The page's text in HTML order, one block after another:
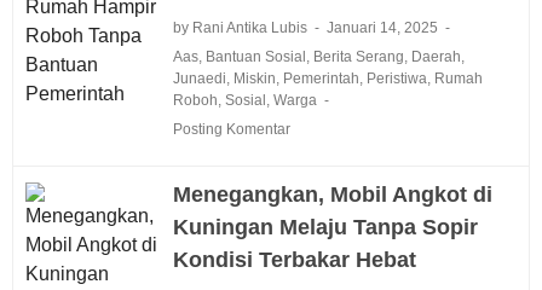
by Rani Antika Lubis
Januari 14, 2025
Aas, Bantuan Sosial Berita Serang Daerah
Junaedi Miskin Pemerintah Peristiwa Rumah
Roboh Sosial Warga
Posting Komentar
Menegangkan, Mobil Angkot di
Kuningan Melaju Tanpa Sopir
Kondisi Terbakar Hebat